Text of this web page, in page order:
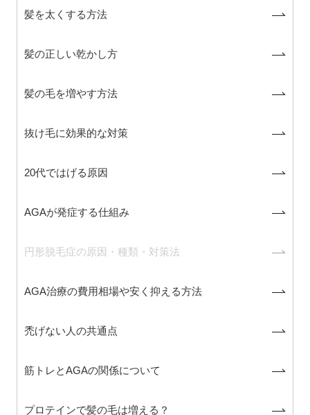
髪を太くする方法
髪の正しい乾かし方
髪の毛を増やす方法
抜け毛に効果的な対策
20代ではげる原因
AGAが発症する仕組み
円形脱毛症の原因・種類・対策法
AGA治療の費用相場や安く抑える方法
禿げない人の共通点
筋トレとAGAの関係について
プロテインで髪の毛は増える？